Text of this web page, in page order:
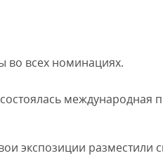
во всех номинациях.
международная
экспозиции